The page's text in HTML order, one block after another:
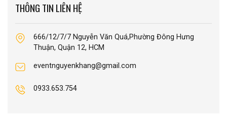
THÔNG TIN LIÊN HỆ
666/12/7/7 Nguyễn Văn Quá,Phường Đông Hưng
Thuận, Quận 12, HCM
eventnguyenkhang@gmail.com
0933.653.754